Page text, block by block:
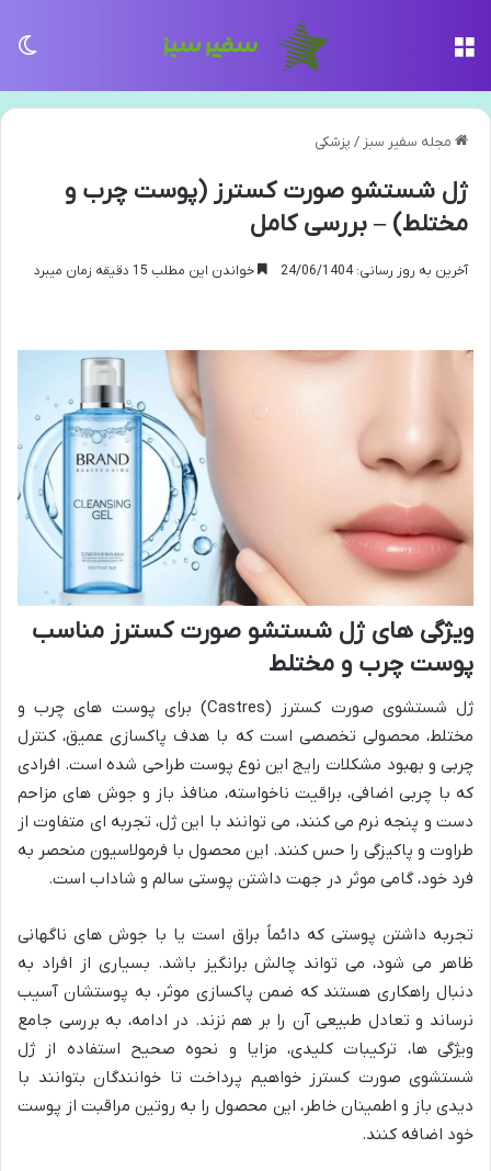
مجله سفیر سبز / پزشکی
ژل شستشو صورت کسترز (پوست چرب و
مختلط) – بررسی کامل
آخرین به روز رسانی: 24/06/1404 خواندن این مطلب 15 دقیقه زمان میبرد
ویژگی های ژل شستشو صورت کسترز مناسب
پوست چرب و مختلط
ژل شستشوی صورت کسترز (Castres) برای پوست های چرب و
مختلط، محصولی تخصصی است که با هدف پاکسازی عمیق، کنترل
چربی و بهبود مشکلات رایج این نوع پوست طراحی شده است. افرادی
که با چربی اضافی، براقیت ناخواسته، منافذ باز و جوش های مزاحم
دست و پنجه نرم می کنند، می توانند با این ژل، تجربه ای متفاوت از
طراوت و پاکیزگی را حس کنند. این محصول با فرمولاسیون منحصر به
فرد خود، گامی موثر در جهت داشتن پوستی سالم و شاداب است.
تجربه داشتن پوستی که دائماً براق است یا با جوش های ناگهانی
ظاهر می شود، می تواند چالش برانگیز باشد. بسیاری از افراد به
دنبال راهکاری هستند که ضمن پاکسازی موثر، به پوستشان آسیب
نرساند و تعادل طبیعی آن را بر هم نزند. در ادامه، به بررسی جامع
ویژگی ها، ترکیبات کلیدی، مزایا و نحوه صحیح استفاده از ژل
شستشوی صورت کسترز خواهیم پرداخت تا خوانندگان بتوانند با
دیدی باز و اطمینان خاطر، این محصول را به روتین مراقبت از پوست
خود اضافه کنند.